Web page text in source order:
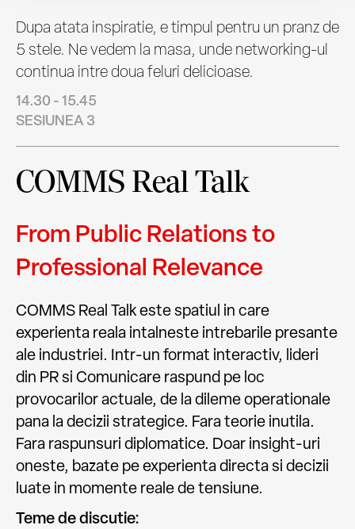
Dupa atata inspiratie, e timpul pentru un pranz de
5 stele. Ne vedem la masa, unde networking-ul
continua intre doua feluri delicioase.
14.30 - 15.45
SESIUNEA 3
COMMS Real Talk
From Public Relations to
Professional Relevance
COMMS Real Talk este spatiul in care
experienta reala intalneste intrebarile presante
ale industriei. Intr-un format interactiv, lideri
din PR si Comunicare raspund pe loc
provocarilor actuale, de la dileme operationale
pana la decizii strategice. Fara teorie inutila.
Fara raspunsuri diplomatice. Doar insight-uri
oneste, bazate pe experienta directa si decizii
luate in momente reale de tensiune.
Teme de discutie: